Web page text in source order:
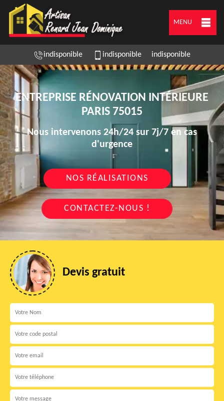
MENU
indisponible indisponible indisponible
ENTREPRISE RÉNOVATION INTÉRIEURE
PARIS 75015
Nous intervenons 24h/24 sur 7j/7 en cas
d'urgence
NOS RÉALISATIONS
CONTACTEZ-NOUS !
Devis gratuit